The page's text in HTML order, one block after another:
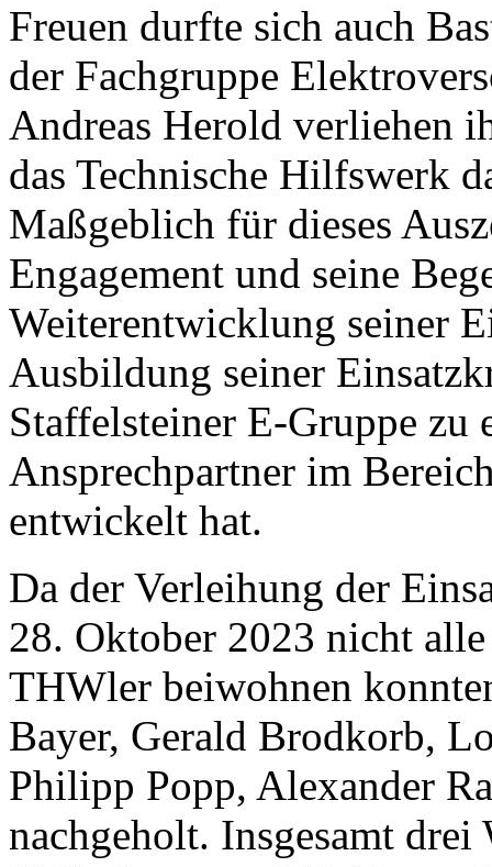
Freuen durfte sich auch
der Fachgruppe
Andreas Herold verliehen
das Technische Hilfswerk
Maßgeblich für dieses
Engagement und seine
Weiterentwicklung seiner
Ausbildung seiner
Staffelsteiner E-Gruppe zu
Ansprechpartner im
entwickelt hat.
Da der Verleihung der
28. Oktober 2023 nicht
THWler beiwohnen
Bayer, Gerald Brodkorb,
Philipp Popp, Alexander
nachgeholt. Insgesamt drei